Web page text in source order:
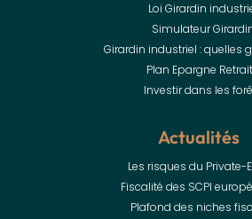
Loi Girardin
Simulateur
Girardin industriel : quelles
Plan Epargne
Investir dans les
Actualités
Les risques du Private-
Fiscalité des SCPI
Plafond des niches